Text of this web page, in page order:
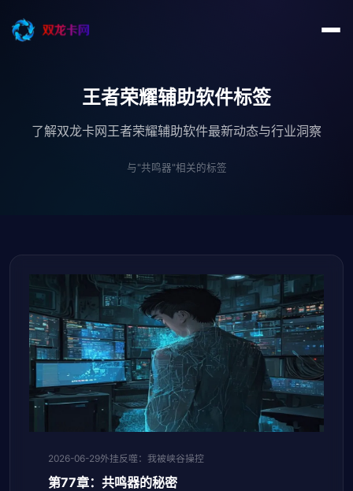
王者荣耀辅助软件标签
了解双龙卡网王者荣耀辅助软件最新动态与行业洞察
与"共鸣器"相关的标签
2026-06-29外挂反噬：我被峡谷操控
第77章：共鸣器的秘密